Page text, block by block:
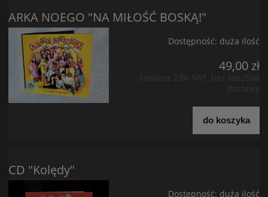
ARKA NOEGO "NA MIŁOŚĆ BOSKĄ!"
Dostępność: duża ilość
49,00 zł
zawiera 23% VAT, bez kosztów
dostawy
do koszyka
CD "Kolędy"
Dostępność: duża ilość